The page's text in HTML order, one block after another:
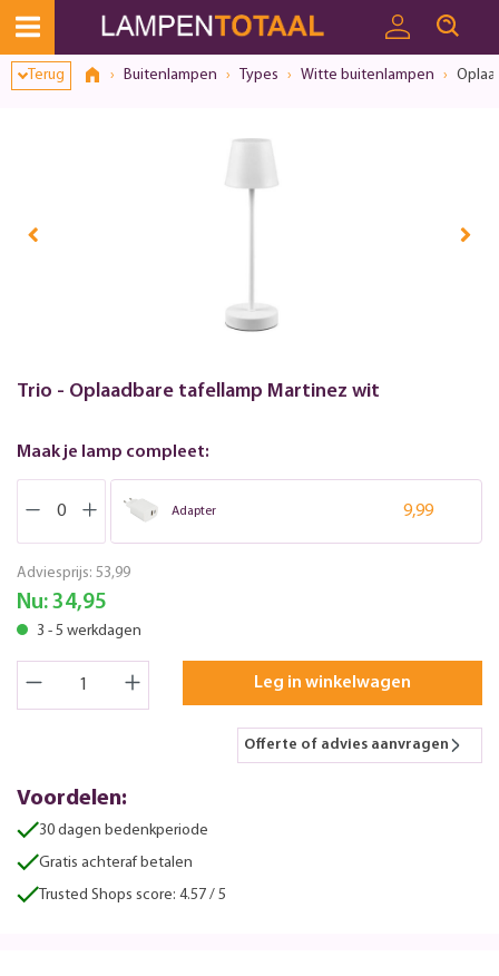
Terug Buitenlampen Types Witte buitenlampen
Trio - Oplaadbare tafellamp Martinez wit
Maak je lamp compleet:
Adapter 9,99
Adviesprijs: 53,99
Nu: 34,95
3 - 5 werkdagen
Leg in winkelwagen
Offerte of advies aanvragen
Voordelen:
30 dagen bedenkperiode
Gratis achteraf betalen
Trusted Shops score: 4.57 / 5
Toestemmingsvenster geopend